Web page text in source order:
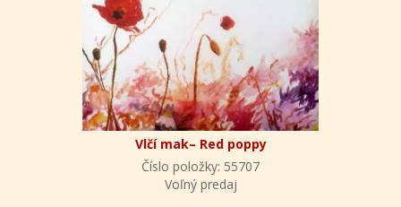
Vlčí mak– Red poppy
Číslo položky: 55707
Voľný predaj